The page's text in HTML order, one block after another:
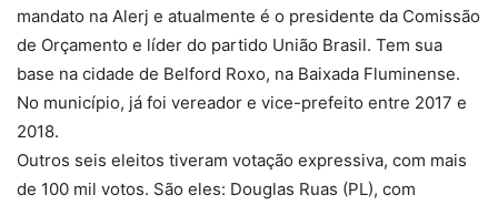
mandato na Alerj e atualmente é o presidente da Comissão
de Orçamento e líder do partido União Brasil. Tem sua
base na cidade de Belford Roxo, na Baixada Fluminense.
No município, já foi vereador e vice-prefeito entre 2017 e
2018.
Outros seis eleitos tiveram votação expressiva, com mais
de 100 mil votos. São eles: Douglas Ruas (PL), com